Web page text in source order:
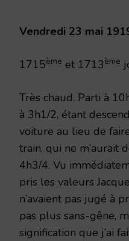
Vendredi 23 mai
1715ème et 1713ème
Très chaud. Parti à
à 3h1/2, étant
voiture au lieu de
train, qui ne m’aurait
4h3/4. Vu
pris les valeurs
n’avaient pas jugé à
pas plus sans-gêne,
signification que j’ai